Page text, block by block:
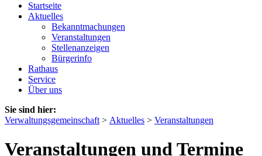
Startseite
Aktuelles
Bekanntmachungen
Veranstaltungen
Stellenanzeigen
Bürgerinfo
Rathaus
Service
Über uns
Sie sind hier:
Verwaltungsgemeinschaft > Aktuelles > Veranstaltungen
Veranstaltungen und Termine